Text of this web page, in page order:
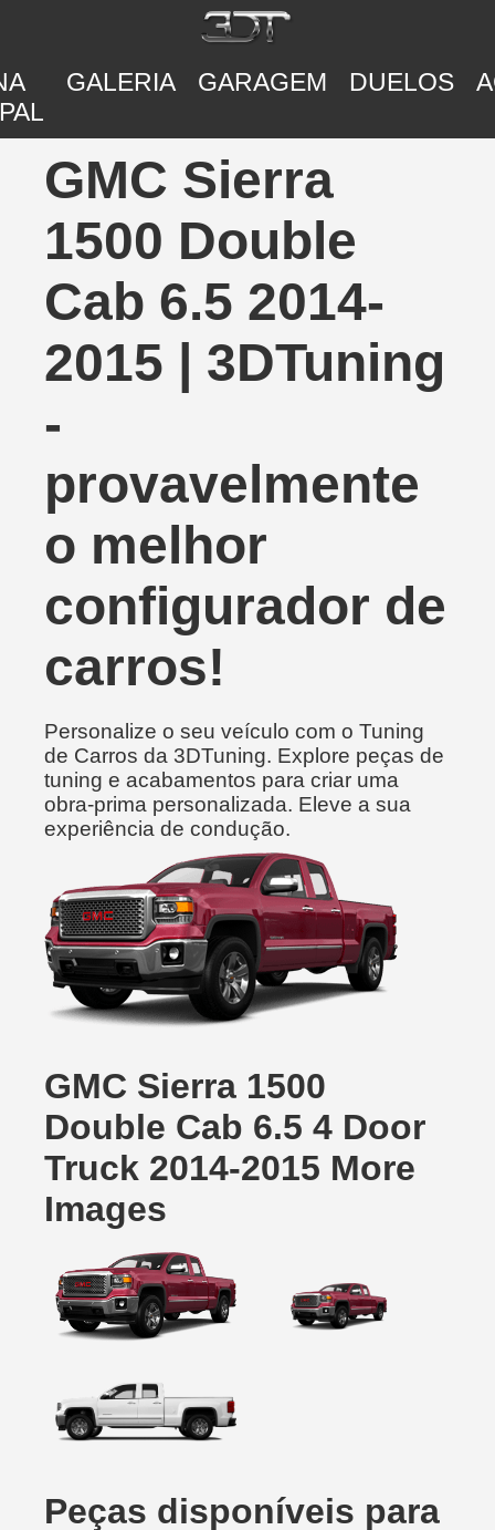
GALERIA GARAGEM DUELOS
GMC Sierra
1500 Double
Cab 6.5 2014-
2015 | 3DTuning
-
provavelmente
o melhor
configurador de
carros!
Personalize o seu veículo com o Tuning
de Carros da 3DTuning. Explore peças de
tuning e acabamentos para criar uma
obra-prima personalizada. Eleve a sua
experiência de condução.
GMC Sierra 1500
Double Cab 6.5 4 Door
Truck 2014-2015 More
Images
Peças disponíveis para